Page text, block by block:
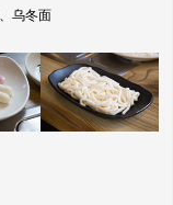
乌冬面